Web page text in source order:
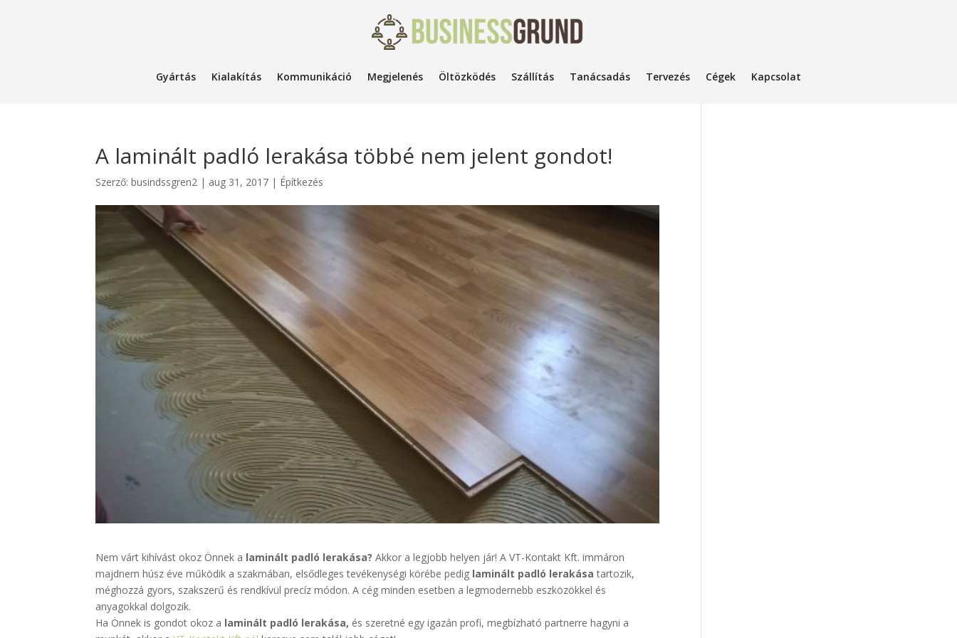
Gyártás Kialakítás Kommunikáció Megjelenés Öltözködés Szállítás Tanácsadás Tervezés Cégek Kapcsolat
A laminált padló lerakása többé nem jelent gondot!
Szerző:busindssgren2 | aug 31, 2017 | Építkezés
Nem várt kihívást okoz Önnek a laminált padló lerakása? Akkor a legjobb helyen jár! A VT-Kontakt Kft. immáron
majdnem húsz éve működik a szakmában, elsődleges tevékenységi körébe pedig laminált padló lerakása tartozik,
méghozzá gyors, szakszerű és rendkívül precíz módon. A cég minden esetben a legmodernebb eszközökkel és
anyagokkal dolgozik.
Ha Önnek is gondot okoz a laminált padló lerakása, és szeretné egy igazán profi, megbízható partnerre hagyni a